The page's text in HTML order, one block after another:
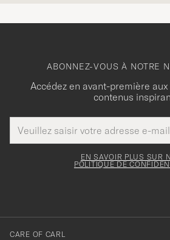
ABONNEZ-VOUS À NOTRE
Accédez en avant-première
contenus
de
courrier
Merci
pour
EN SAVOIR PLUS SUR
POLITIQUE DE
CARE OF CARL